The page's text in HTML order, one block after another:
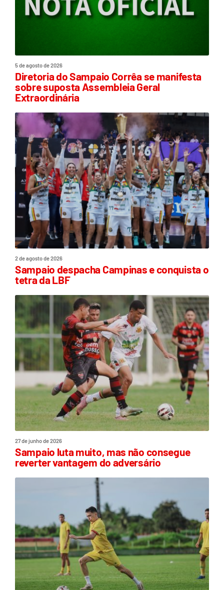
5 de agosto de 2026
Diretoria do Sampaio Corrêa se manifesta
sobre suposta Assembleia Geral
Extraordinária
2 de agosto de 2026
Sampaio despacha Campinas e conquista o
tetra da LBF
27 de junho de 2026
Sampaio luta muito, mas não consegue
reverter vantagem do adversário